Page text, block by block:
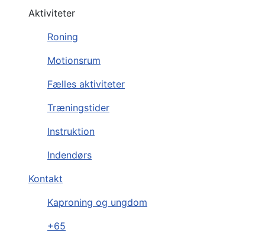
Aktiviteter
Roning
Motionsrum
Fælles aktiviteter
Træningstider
Instruktion
Indendørs
Kontakt
Kaproning og ungdom
+65